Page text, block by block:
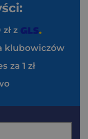
z
klubowiczów
za 1 zł